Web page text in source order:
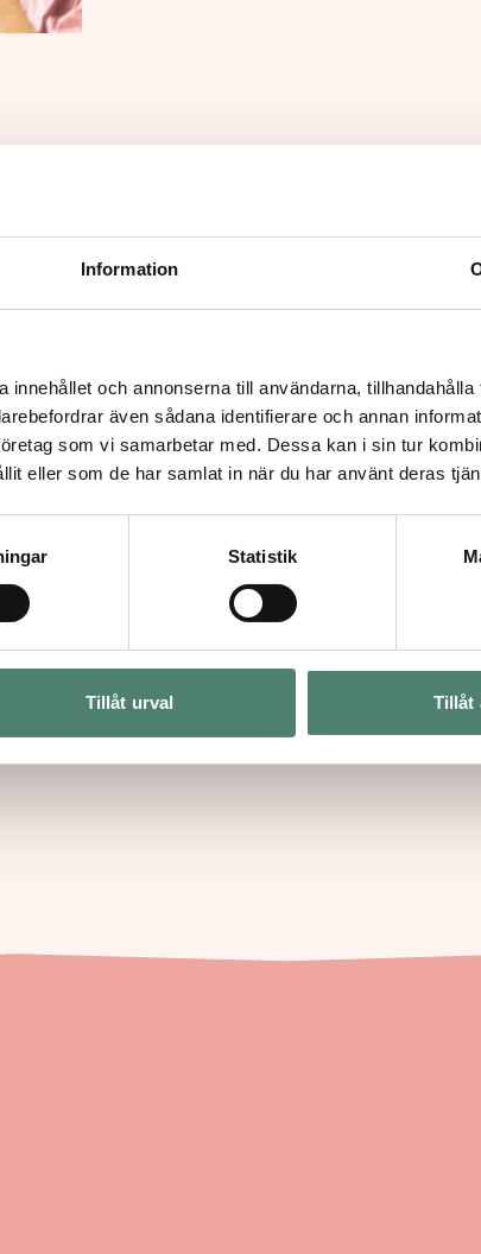
Information
och annonserna till användarna, tillhandahålla
även sådana identifierare och annan
som vi samarbetar med. Dessa kan i sin tur
eller som de har samlat in när du har använt deras
Statistik
Tillåt urval Tillåt
2 Jul 2026
Podcast: Paideia – Learning
Across Borders